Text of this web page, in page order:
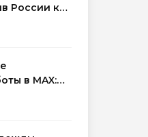
России как
в MAX: